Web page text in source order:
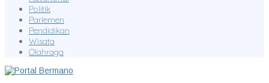
Politik
Parlemen
Pendidikan
Wisata
Olahraga